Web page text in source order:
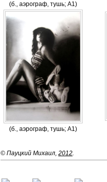
(б., аэрограф, тушь; А1)
(б., аэрограф, тушь; А1)
© Пауцкий Михаил, 2012.